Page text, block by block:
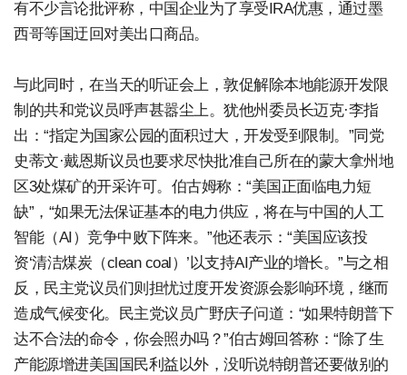
有不少言论批评称，中国企业为了享受IRA优惠，通过墨
西哥等国迂回对美出口商品。
与此同时，在当天的听证会上，敦促解除本地能源开发限
制的共和党议员呼声甚嚣尘上。犹他州委员长迈克·李指
出：“指定为国家公园的面积过大，开发受到限制。”同党
史蒂文·戴恩斯议员也要求尽快批准自己所在的蒙大拿州地
区3处煤矿的开采许可。伯古姆称：“美国正面临电力短
缺”，“如果无法保证基本的电力供应，将在与中国的人工
智能（AI）竞争中败下阵来。”他还表示：“美国应该投
资‘清洁煤炭（clean coal）’以支持AI产业的增长。”与之相
反，民主党议员们则担忧过度开发资源会影响环境，继而
造成气候变化。民主党议员广野庆子问道：“如果特朗普下
达不合法的命令，你会照办吗？”伯古姆回答称：“除了生
产能源增进美国国民利益以外，没听说特朗普还要做别的